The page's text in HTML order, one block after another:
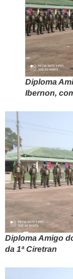
Diploma
Ibernon,
Diploma Amigo
da 1ª Ciretran